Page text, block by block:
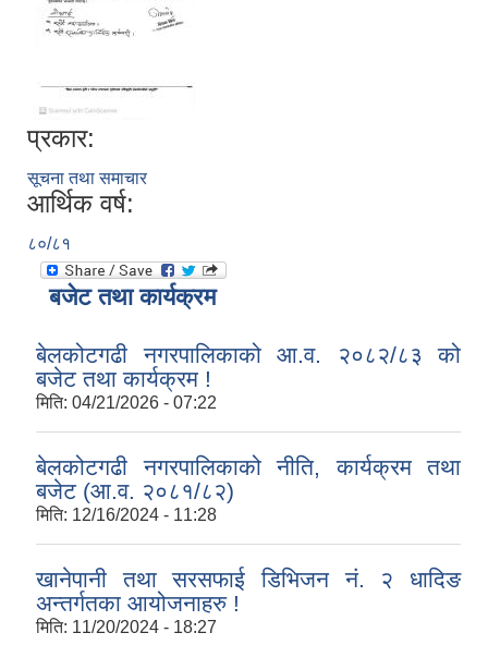
प्रकार:
सूचना तथा समाचार
आर्थिक वर्ष:
८०/८१
बजेट तथा कार्यक्रम
बेलकोटगढी नगरपालिकाको आ.व. २०८२/८३ को
बजेट तथा कार्यक्रम !
मिति: 04/21/2026 - 07:22
बेलकोटगढी नगरपालिकाको नीति, कार्यक्रम तथा
बजेट (आ.व. २०८१/८२)
मिति: 12/16/2024 - 11:28
खानेपानी तथा सरसफाई डिभिजन नं. २ धादिङ
अन्तर्गतका आयोजनाहरु !
मिति: 11/20/2024 - 18:27